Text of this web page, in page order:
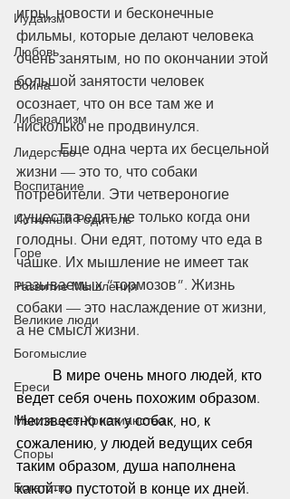
Иудаизм
Любовь
Война
Либерализм
Лидерство
Воспитание
Истинный Родитель
Горе
Развитие Мышления
Великие люди
Богомыслие
Ереси
Мыслящее Христианство
Споры
Богатство
игры, новости и бесконечные
фильмы, которые делают человека
очень занятым, но по окончании этой
большой занятости человек
осознает, что он все там же и
нисколько не продвинулся.
Еще одна черта их бесцельной
жизни — это то, что собаки
потребители. Эти четвероногие
существа едят не только когда они
голодны. Они едят, потому что еда в
чашке. Их мышление не имеет так
называемых “тормозов”. Жизнь
собаки — это наслаждение от жизни,
а не смысл жизни.
ведет себя очень похожим образом.
Неизвестно как у собак, но, к
сожалению, у людей ведущих себя
таким образом, душа наполнена
какой-то пустотой в конце их дней.